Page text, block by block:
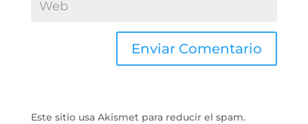
Este sitio usa Akismet para reducir el spam.